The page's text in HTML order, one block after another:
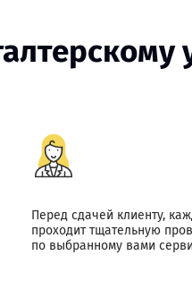
Перед сдачей клиенту,
проходит тщательную
по выбранному вами